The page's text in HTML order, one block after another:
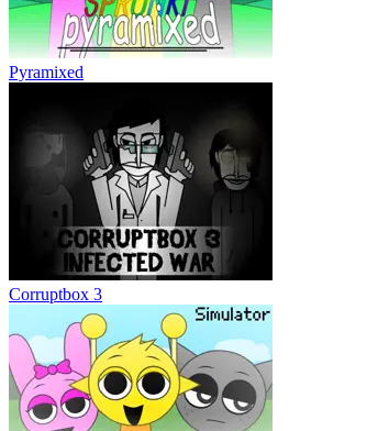
Pyramixed
Corruptbox 3